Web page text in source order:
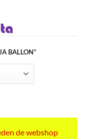
BALLON”
de webshop